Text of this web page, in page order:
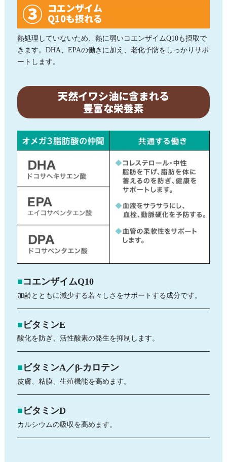
コエンザイム
Q10も摂れる
熱処理していないため、熱に弱いコエンザイムQ10も摂取で
きます。DHA、EPAの働きに加え、老化予防をしっかりサポ
ートします。
天然イワシ油に含まれる
豊富な栄養素
コエンザイムQ10
加齢とともに減少する若々しさをサポートする成分です。
ビタミンE
酸化を防ぎ、活性酸素の発生を抑制します。
ビタミンA／β-カロテン
皮膚、粘膜、生殖機能を高めます。
ビタミンD
カルシウムの吸収を高めます。